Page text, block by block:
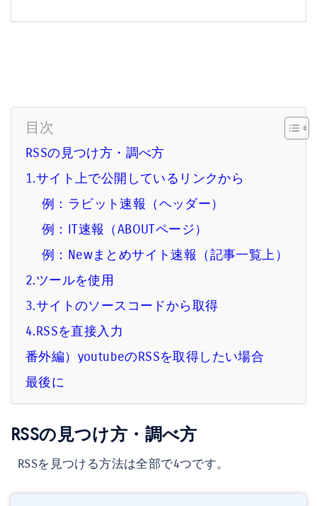
目次
RSSの見つけ方・調べ方
1.サイト上で公開しているリンクから
例：ラビット速報（ヘッダー）
例：IT速報（ABOUTページ）
例：Newまとめサイト速報（記事一覧上）
2.ツールを使用
3.サイトのソースコードから取得
4.RSSを直接入力
番外編）youtubeのRSSを取得したい場合
最後に
RSSの見つけ方・調べ方
RSSを見つける方法は全部で4つです。